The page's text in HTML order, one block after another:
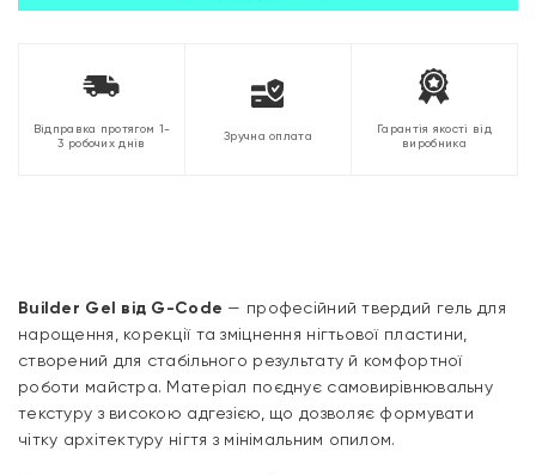
Відправка протягом 1-
3 робочих днів
Зручна оплата
Гарантія якості від
виробника
Builder Gel від G-Code — професійний твердий гель для
нарощення, корекції та зміцнення нігтьової пластини,
створений для стабільного результату й комфортної
роботи майстра. Матеріал поєднує самовирівнювальну
текстуру з високою адгезією, що дозволяє формувати
чітку архітектуру нігтя з мінімальним опилом.